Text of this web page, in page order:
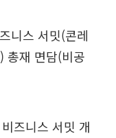
니스 서밋(콘레
총재 면담(비공
즈니스 서밋 개